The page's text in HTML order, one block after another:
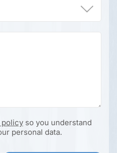
policyso you understand
personal data.